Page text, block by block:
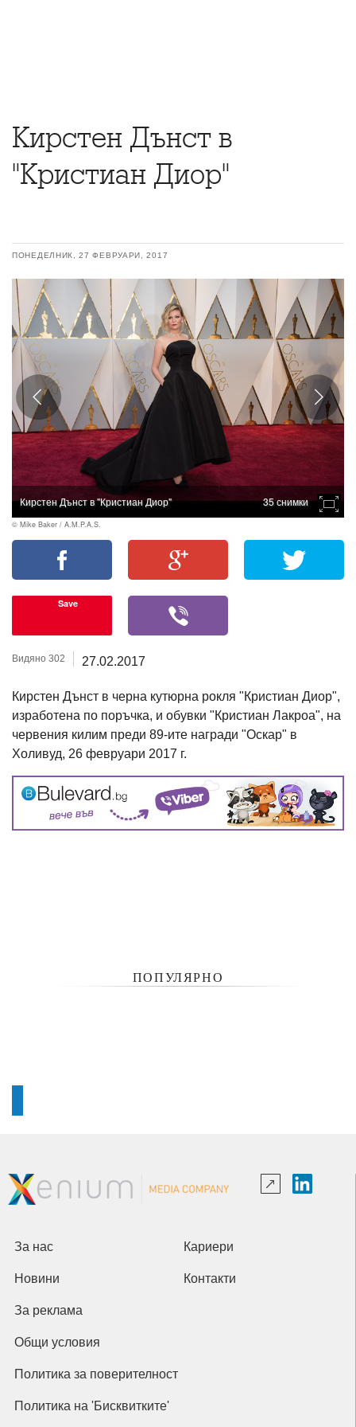
Кирстен Дънст в
"Кристиан Диор"
ПОНЕДЕЛНИК, 27 ФЕВРУАРИ, 2017
Кирстен Дънст в "Кристиан Диор" 35 снимки
© Mike Baker / A.M.P.A.S.
Save
Видяно 302 27.02.2017
Кирстен Дънст в черна кутюрна рокля "Кристиан Диор",
изработена по поръчка, и обувки "Кристиан Лакроа", на
червения килим преди 89-ите награди "Оскар" в
Холивуд, 26 февруари 2017 г.
ПОПУЛЯРНО
За нас Кариери
Новини Контакти
За реклама
Общи условия
Политика за поверителност
Политика на 'Бисквитките'